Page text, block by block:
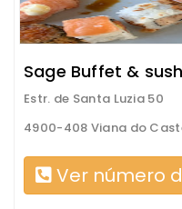
Sage Buffet &
Estr. de Santa Luzia 50
4900-408 Viana do
Ver número